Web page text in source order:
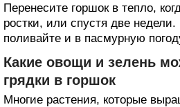
Перенесите горшок в тепло,
ростки, или спустя две
поливайте и в пасмурную
Какие овощи и зелень
грядки в горшок
Многие растения, которые